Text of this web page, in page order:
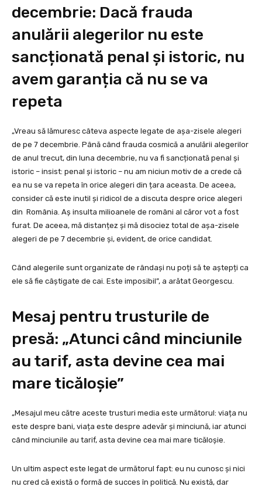
decembrie: Dacă frauda
anulării alegerilor nu este
sancționată penal și istoric, nu
avem garanția că nu se va
repeta
„Vreau să lămuresc câteva aspecte legate de așa-zisele alegeri
de pe 7 decembrie. Până când frauda cosmică a anulării alegerilor
de anul trecut, din luna decembrie, nu va fi sancționată penal și
istoric – insist: penal și istoric – nu am niciun motiv de a crede că
ea nu se va repeta în orice alegeri din țara aceasta. De aceea,
consider că este inutil și ridicol de a discuta despre orice alegeri
din România. Aș insulta milioanele de români al căror vot a fost
furat. De aceea, mă distanțez și mă disociez total de așa-zisele
alegeri de pe 7 decembrie și, evident, de orice candidat.
Când alegerile sunt organizate de rândași nu poți să te aștepți ca
ele să fie câștigate de cai. Este imposibil”, a arătat Georgescu.
Mesaj pentru trusturile de
presă: „Atunci când minciunile
au tarif, asta devine cea mai
mare ticăloșie”
„Mesajul meu către aceste trusturi media este următorul: viața nu
este despre bani, viața este despre adevăr și minciună, iar atunci
când minciunile au tarif, asta devine cea mai mare ticăloșie.
Un ultim aspect este legat de următorul fapt: eu nu cunosc și nici
nu cred că există o formă de succes în politică. Nu există, dar